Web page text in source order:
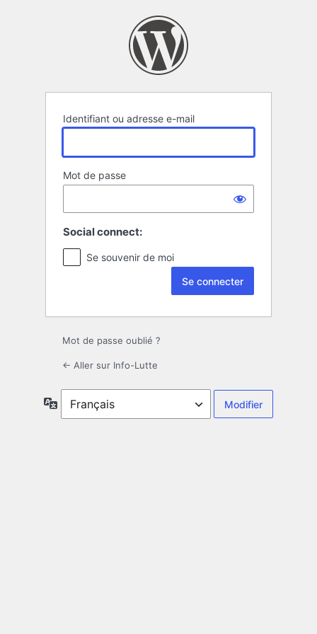
Identifiant ou adresse e-mail
Mot de passe
Social connect:
Se souvenir de moi
Mot de passe oublié ?
← Aller sur Info-Lutte
Langue